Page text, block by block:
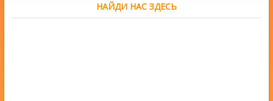
НАЙДИ НАС ЗДЕСЬ